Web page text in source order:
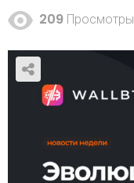
209 Просмотры